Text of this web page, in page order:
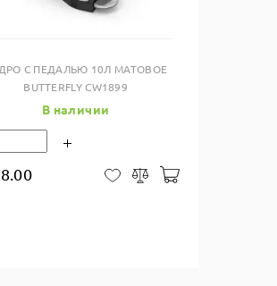
Купить в один клик
С ПЕДАЛЬЮ 10Л МАТОВОЕ
BUTTERFLY CW1899
В наличии
В закладки
Сравнить